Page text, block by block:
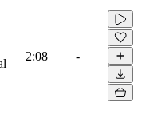
2:08 -